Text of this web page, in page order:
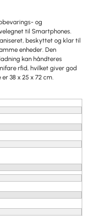
og
til Smartphones.
beskyttet og klar til
enheder. Den
kan håndteres
rfid, hvilket giver god
38 x 25 x 72 cm.